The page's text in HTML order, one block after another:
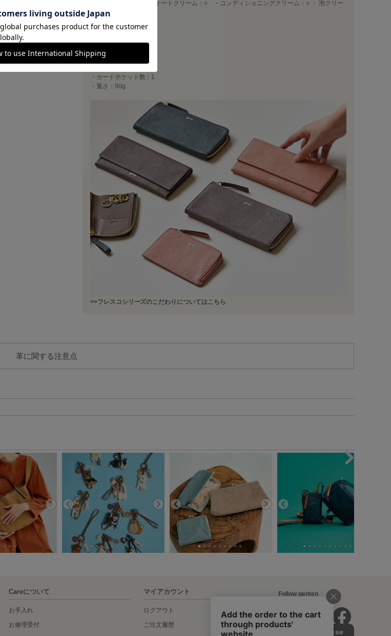
・アメダス：○ ・デリケートクリーム：○ ・コンディショニングクリーム：○ ・ 泡クリー
ナー：○
・素材：山羊革
・高さ（H）：7.5cm
・マチ（D）：2cm
・カードポケット数：1
・重さ：90g
>>フレスコシリーズのこだわりについてはこちら
革に関する注意点
Careについて
お手入れ
お修理受付
マイアカウント
ログアウト
ご注文履歴
Follow genten